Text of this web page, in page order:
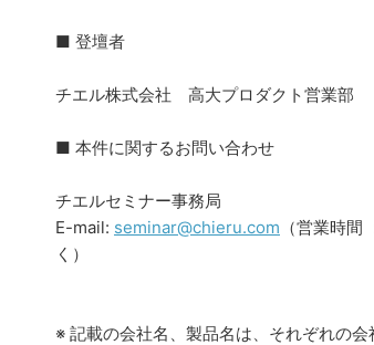
■ 登壇者
チエル株式会社 高大プロダクト営業
■ 本件に関するお問い合わせ
チエルセミナー事務局
E-mail: seminar@chieru.com （営業時
く）
※ 記載の会社名、製品名は、それぞれの会